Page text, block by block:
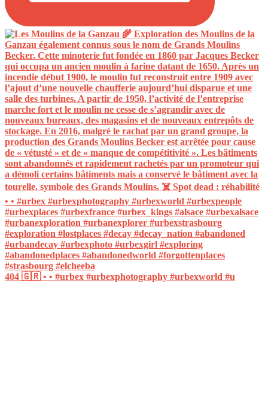
404 🇬🇷 • • #urbex #urbexphotography #urbexworld #u